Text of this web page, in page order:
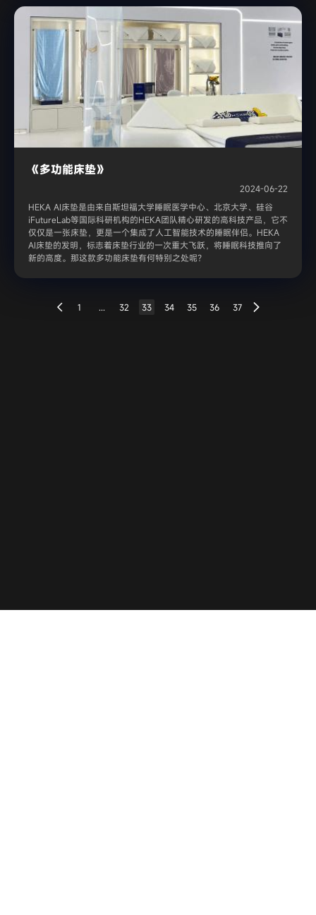
《多功能床垫》
2024-06-22
HEKA AI床垫是由来自斯坦福大学睡眠医学中心、北京大学、硅谷
iFutureLab等国际科研机构的HEKA团队精心研发的高科技产品，它不
仅仅是一张床垫，更是一个集成了人工智能技术的睡眠伴侣。HEKA
AI床垫的发明，标志着床垫行业的一次重大飞跃，将睡眠科技推向了
新的高度。那这款多功能床垫有何特别之处呢？
1 ... 32 33 34 35 36 37